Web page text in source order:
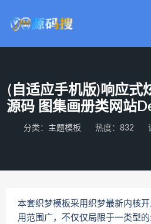
(自适应手机版)响应式
源码 图集画册类网站
分类： 主题模板 热度：832
本套织梦模板采用织梦最新内核
用范围广，不仅仅局限于一类型